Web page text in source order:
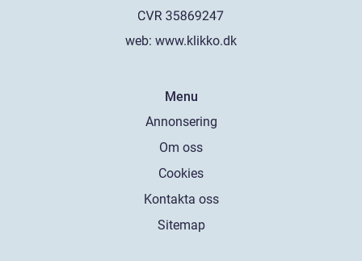
web: www.klikko.dk
Menu
Annonsering
Om oss
Cookies
Kontakta oss
Sitemap